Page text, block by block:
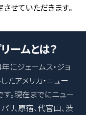
せていただきます。
ームとは？
にジェームス・ジョ
アメリカ・ニュー
。現在までにニュー
リ、原宿、代官山、渋